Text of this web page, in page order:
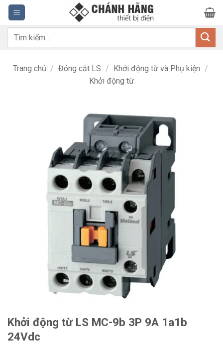
Bỏ
qua
nội
dung
Tìm
Trang chủ / Đóng cắt LS / Khởi động từ và Phụ kiện /
Khởi động từ
Khởi động từ LS MC-9b 3P 9A 1a1b
24Vdc